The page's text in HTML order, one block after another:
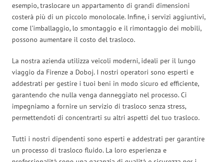
esempio, traslocare un appartamento di grandi dimensioni
costerà più di un piccolo monolocale. Infine, i servizi aggiuntivi,
come l’imballaggio, lo smontaggio e il rimontaggio dei mobili,
possono aumentare il costo del trasloco.
La nostra azienda utilizza veicoli moderni, ideali per il lungo
viaggio da Firenze a Doboj. I nostri operatori sono esperti e
addestrati per gestire i tuoi beni in modo sicuro ed efficiente,
garantendo che nulla venga danneggiato nel processo. Ci
impegniamo a fornire un servizio di trasloco senza stress,
permettendoti di concentrarti su altri aspetti del tuo trasloco.
Tutti i nostri dipendenti sono esperti e addestrati per garantire
un processo di trasloco fluido. La loro esperienza e